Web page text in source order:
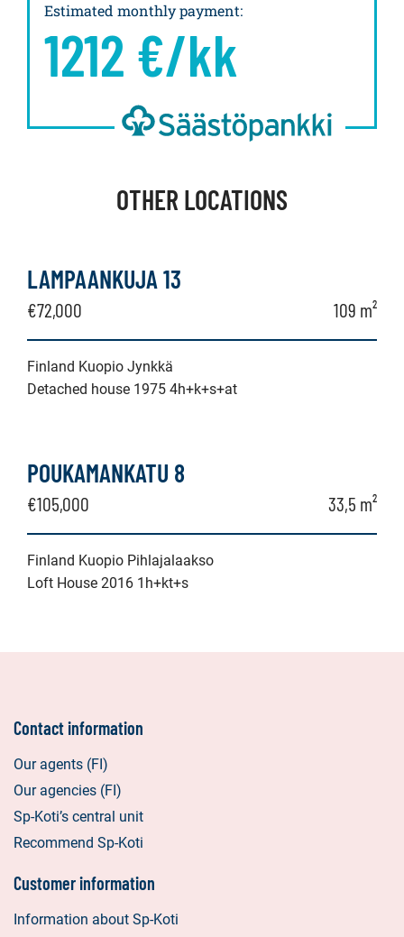
Estimated monthly payment:
1212 €/kk
OTHER LOCATIONS
LAMPAANKUJA 13
€72,000 109 m²
Finland Kuopio Jynkkä
Detached house 1975 4h+k+s+at
POUKAMANKATU 8
€105,000 33,5 m²
Finland Kuopio Pihlajalaakso
Loft House 2016 1h+kt+s
Contact information
Our agents (FI)
Our agencies (FI)
Sp-Koti’s central unit
Recommend Sp-Koti
Customer information
Information about Sp-Koti